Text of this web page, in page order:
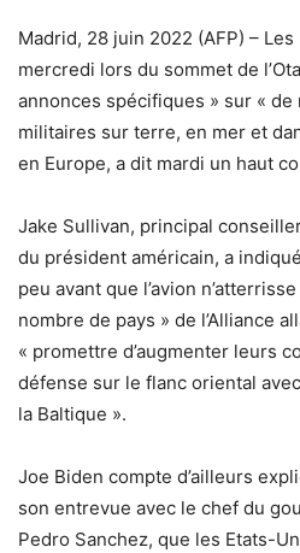
Madrid, 28 juin 2022 (AFP) –
mercredi lors du sommet de
annonces spécifiques » sur «
militaires sur terre, en mer et
en Europe, a dit mardi un haut
Jake Sullivan, principal
du président américain, a
peu avant que l’avion
nombre de pays » de l’Alliance
« promettre d’augmenter leurs
défense sur le flanc oriental
la Baltique ».
Joe Biden compte d’ailleurs
son entrevue avec le chef du
Pedro Sanchez, que les Etats-